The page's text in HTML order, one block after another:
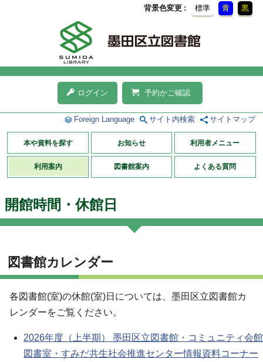
背景色変更 標準 青 黒
ログイン 予約かご確認
Foreign Language サイト内検索 サイトマップ
本や資料を探す お知らせ 利用者メニュー
利用案内 図書館案内 よくある質問
開館時間・休館日
図書館カレンダー
各図書館(室)の休館(室)日については、墨田区立図書館カ
レンダーをご覧ください。
2026年度（上半期） 墨田区立図書館・コミュニティ会館
図書室・すみだ共生社会推進センター情報資料コーナー